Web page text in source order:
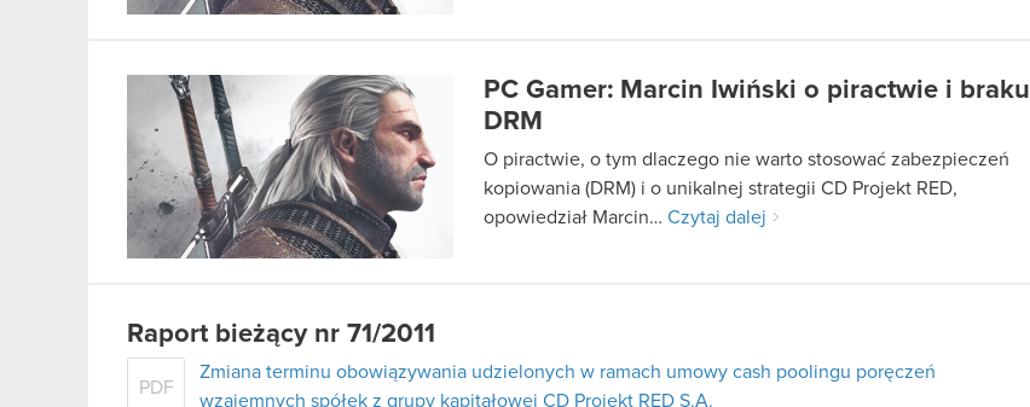
PC Gamer: Marcin Iwiński o piractwie i braku
DRM
O piractwie, o tym dlaczego nie warto stosować zabezpieczeń
kopiowania (DRM) i o unikalnej strategii CD Projekt RED,
opowiedział Marcin… Czytaj dalej
Raport bieżący nr 71/2011
PDF
Zmiana terminu obowiązywania udzielonych w ramach umowy cash poolingu poręczeń
wzajemnych spółek z grupy kapitałowej CD Projekt RED S.A.